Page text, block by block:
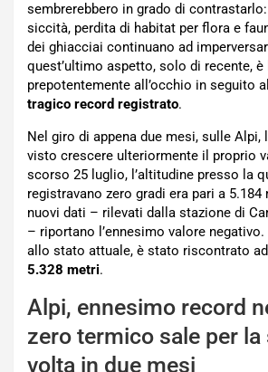
sembrerebbero in grado di
siccità, perdita di habitat per flora e
dei ghiacciai continuano ad
quest’ultimo aspetto, solo di recente, è
prepotentemente all’occhio in seguito
tragico record registrato.
Nel giro di appena due mesi, sulle Alpi,
visto crescere ulteriormente il proprio
scorso 25 luglio, l’altitudine presso la
registravano zero gradi era pari a 5.184
nuovi dati – rilevati dalla stazione di
– riportano l’ennesimo valore
allo stato attuale, è stato riscontrato ad
5.328 metri.
Alpi, ennesimo record
zero termico sale per la
volta in due mesi